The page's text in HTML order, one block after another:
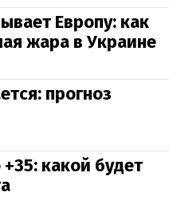
Европу: как
жара в Украине
прогноз
какой будет